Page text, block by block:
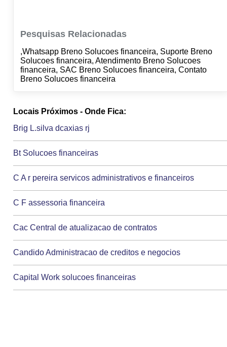
Pesquisas Relacionadas
,Whatsapp Breno Solucoes financeira, Suporte Breno
Solucoes financeira, Atendimento Breno Solucoes
financeira, SAC Breno Solucoes financeira, Contato
Breno Solucoes financeira
Locais Próximos - Onde Fica:
Brig L.silva dcaxias rj
Bt Solucoes financeiras
C A r pereira servicos administrativos e financeiros
C F assessoria financeira
Cac Central de atualizacao de contratos
Candido Administracao de creditos e negocios
Capital Work solucoes financeiras